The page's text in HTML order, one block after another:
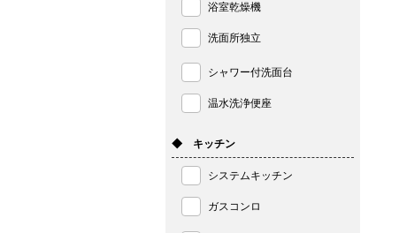
浴室乾燥機
洗面所独立
シャワー付洗面台
温水洗浄便座
◆ キッチン
システムキッチン
ガスコンロ